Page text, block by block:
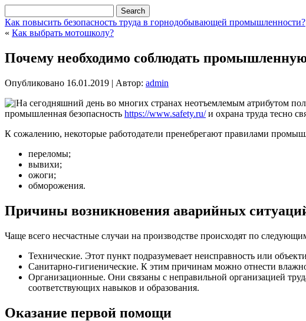
Как повысить безопасность труда в горнодобывающей промышленности?
« Как выбрать мотошколу?
Почему необходимо соблюдать
Опубликовано 16.01.2019 | Автор: admin
На сегодняшний день во многих странах неотъемлемым атрибутом
промышленная безопасность https://www.safety.ru/и охрана труда тесно
К сожалению, некоторые работодатели пренебрегают правилами
переломы;
вывихи;
ожоги;
обморожения.
Причины возникновения аварийных
Чаще всего несчастные случаи на производстве происходят по
Технические. Этот пункт подразумевает неисправность или
Санитарно-гигиенические. К этим причинам можно отнести
Организационные. Они связаны с неправильной организацией
соответствующих навыков и образования.
Оказание первой помощи